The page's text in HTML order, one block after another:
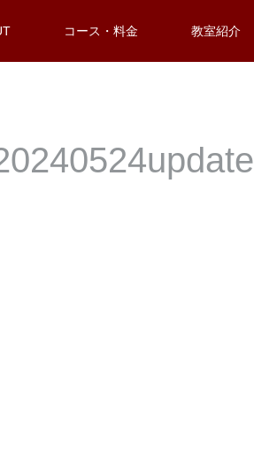
コース・料金 教室紹介